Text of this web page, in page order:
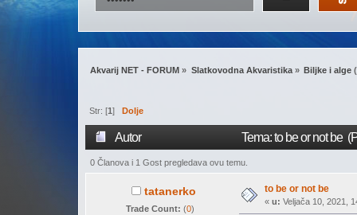
Akvarij NET - FORUM » Slatkovodna Akvaristika» Biljke i alge
Str: [1] Dolje
Autor Tema: to be or not be
0 Članova i 1 Gost pregledava ovu temu.
tatanerko
Trade Count: (0)
to be or not be
« u: Veljača 10, 2021,